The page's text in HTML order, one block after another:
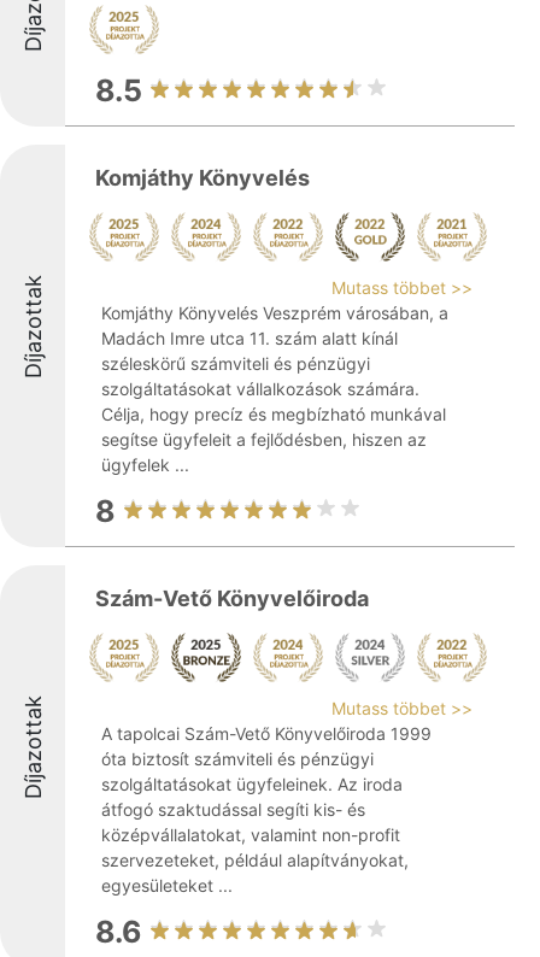
8.5
Díjazottak
Komjáthy Könyvelés
Mutass többet >>
Komjáthy Könyvelés Veszprém városában, a
Madách Imre utca 11. szám alatt kínál
széleskörű számviteli és pénzügyi
szolgáltatásokat vállalkozások számára.
Célja, hogy precíz és megbízható munkával
segítse ügyfeleit a fejlődésben, hiszen az
ügyfelek ...
8
Díjazottak
Szám-Vető Könyvelőiroda
Mutass többet >>
A tapolcai Szám-Vető Könyvelőiroda 1999
óta biztosít számviteli és pénzügyi
szolgáltatásokat ügyfeleinek. Az iroda
átfogó szaktudással segíti kis- és
középvállalatokat, valamint non-profit
szervezeteket, például alapítványokat,
egyesületeket ...
8.6